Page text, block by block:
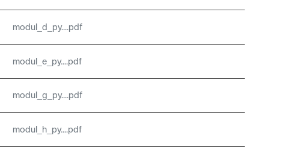
modul_d_py....pdf
modul_e_py....pdf
modul_g_py....pdf
modul_h_py....pdf